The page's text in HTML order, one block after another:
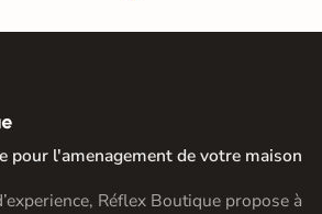
pour l'amenagement de votre maison
Réflex Boutique propose à